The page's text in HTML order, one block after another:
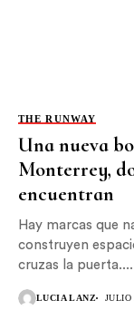
THE RUNWAY
Una nueva
Monterrey,
encuentran
Hay marcas que
construyen
cruzas la puerta....
LUCIA LANZ JULIO